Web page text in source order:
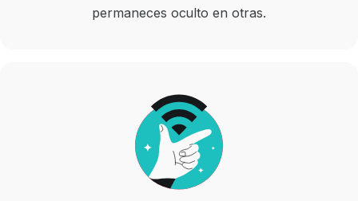
permaneces oculto en otras.